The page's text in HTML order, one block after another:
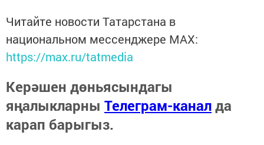
Читайте новости Татарстана в
национальном мессенджере MАХ:
https://max.ru/tatmedia
Керәшен дөньясындагы
яңалыкларны Телеграм-каналда
карап барыгыз.